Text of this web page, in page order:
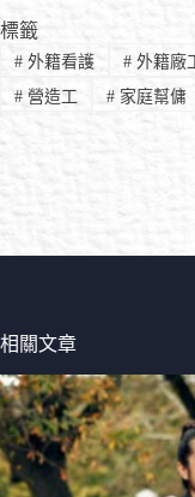
標籤
#外籍看護 #外籍廠
#營造工 #家庭幫傭
相關文章